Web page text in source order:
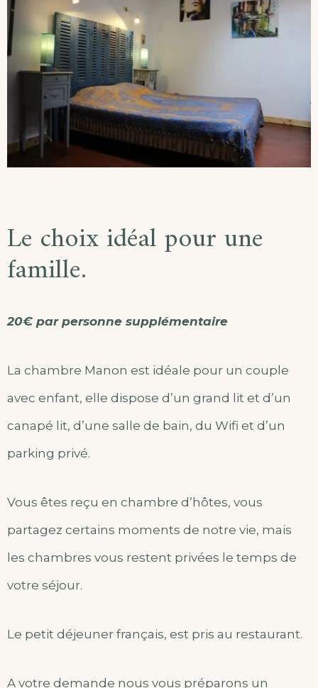
Le choix idéal pour une
famille.
20€ par personne supplémentaire
La chambre Manon est idéale pour un couple
avec enfant, elle dispose d’un grand lit et d’un
canapé lit, d’une salle de bain, du Wifi et d’un
parking privé.
Vous êtes reçu en chambre d’hôtes, vous
partagez certains moments de notre vie, mais
les chambres vous restent privées le temps de
votre séjour.
Le petit déjeuner français, est pris au restaurant.
A votre demande nous vous préparons un